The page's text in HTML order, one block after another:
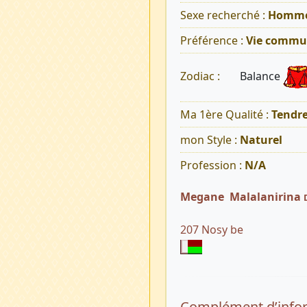
Sexe recherché :
Préférence : Vie
Zodiac : Balance
Ma 1ère Qualité :
mon Style : Naturel
Profession : N/A
Megane Malalanirina
207 Nosy be